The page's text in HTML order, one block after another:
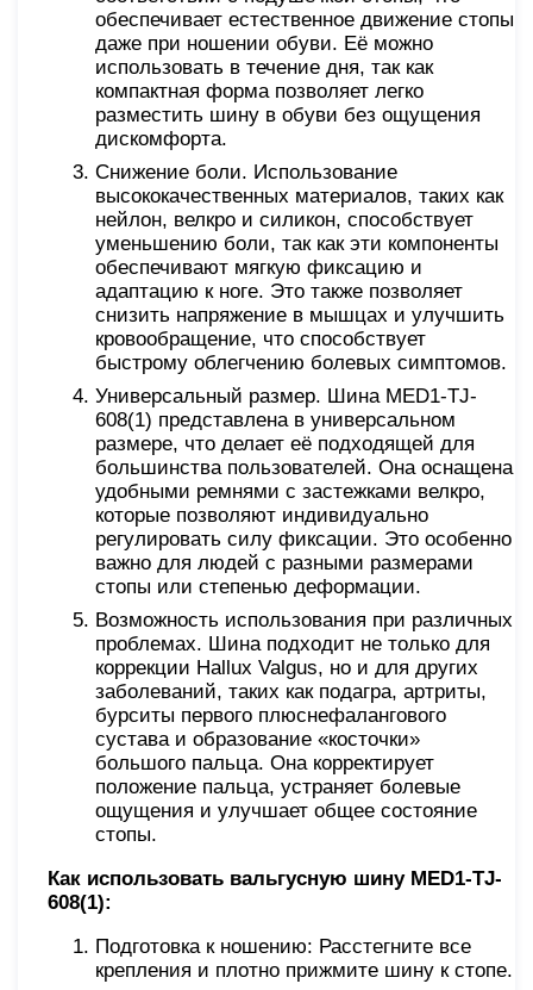
обеспечивает естественное движение стопы
даже при ношении обуви. Её можно
использовать в течение дня, так как
компактная форма позволяет легко
разместить шину в обуви без ощущения
дискомфорта.
Снижение боли. Использование
высококачественных материалов, таких как
нейлон, велкро и силикон, способствует
уменьшению боли, так как эти компоненты
обеспечивают мягкую фиксацию и
адаптацию к ноге. Это также позволяет
снизить напряжение в мышцах и улучшить
кровообращение, что способствует
быстрому облегчению болевых симптомов.
Универсальный размер. Шина MED1-TJ-
608(1) представлена в универсальном
размере, что делает её подходящей для
большинства пользователей. Она оснащена
удобными ремнями с застежками велкро,
которые позволяют индивидуально
регулировать силу фиксации. Это особенно
важно для людей с разными размерами
стопы или степенью деформации.
Возможность использования при различных
проблемах. Шина подходит не только для
коррекции Hallux Valgus, но и для других
заболеваний, таких как подагра, артриты,
бурситы первого плюснефалангового
сустава и образование «косточки»
большого пальца. Она корректирует
положение пальца, устраняет болевые
ощущения и улучшает общее состояние
стопы.
Как использовать вальгусную шину MED1-TJ-
608(1):
Подготовка к ношению: Расстегните все
крепления и плотно прижмите шину к стопе.